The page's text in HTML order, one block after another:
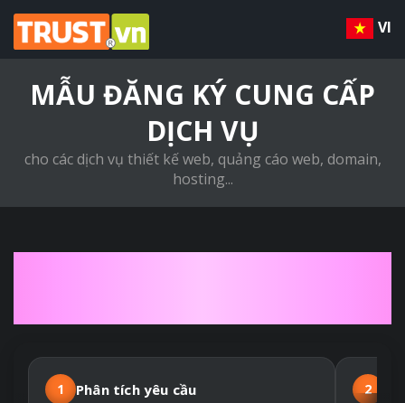
VI
MẪU ĐĂNG KÝ CUNG CẤP
DỊCH VỤ
cho các dịch vụ thiết kế web, quảng cáo web, domain,
hosting...
1 Phân tích yêu cầu 2